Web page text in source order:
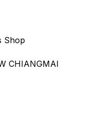
Shop
CHIANGMAI